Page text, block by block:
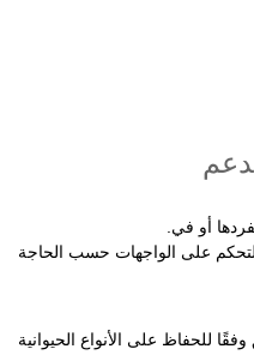
على الواجهات حسب الحاجة
للحفاظ على الأنواع الحيوانية